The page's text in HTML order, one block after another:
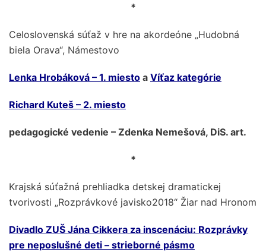
*
Celoslovenská súťaž v hre na akordeóne „Hudobná
biela Orava“, Námestovo
Lenka Hrobáková – 1. miesto a Víťaz kategórie
Richard Kuteš – 2. miesto
pedagogické vedenie – Zdenka Nemešová, DiS. art.
*
Krajská súťažná prehliadka detskej dramatickej
tvorivosti „Rozprávkové javisko2018“ Žiar nad Hronom
Divadlo ZUŠ Jána Cikkera za inscenáciu: Rozprávky
pre neposlušné deti – strieborné pásmo